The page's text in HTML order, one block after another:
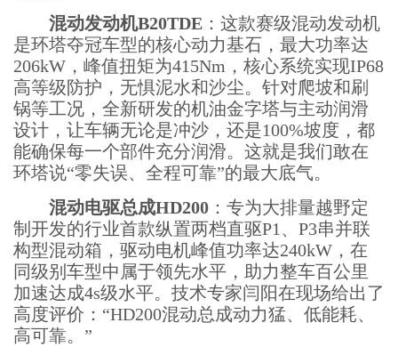
混动发动机B20TDE ：这款赛级混动发动机
是环塔夺冠车型的核心动力基石，最大功率达
206kW，峰值扭矩为415Nm，核心系统实现IP68
高等级防护，无惧泥水和沙尘。针对爬坡和刷
锅等工况，全新研发的机油金字塔与主动润滑
设计，让车辆无论是冲沙，还是100%坡度，都
能确保每一个部件充分润滑。这就是我们敢在
环塔说“零失误、全程可靠”的最大底气。
混动电驱总成HD200 ：专为大排量越野定
制开发的行业首款纵置两档直驱P1、P3串并联
构型混动箱，驱动电机峰值功率达240kW，在
同级别车型中属于领先水平，助力整车百公里
加速达成4s级水平。技术专家闫阳在现场给出了
高度评价：“HD200混动总成动力猛、低能耗、
高可靠。”